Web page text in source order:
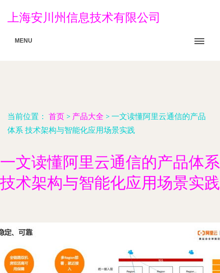
上海安川州信息技术有限公司
MENU
当前位置： 首页 > 产品大全 > 一文读懂阿里云通信的产品
体系 技术架构与智能化应用场景实践
一文读懂阿里云通信的产品体系
技术架构与智能化应用场景实践